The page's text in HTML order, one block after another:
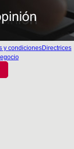
y condicionesDirectrices